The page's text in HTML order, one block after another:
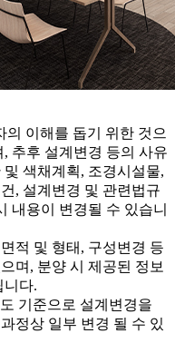
의 이해를 돕기 위한 것으
추후 설계변경 등의 사유
색채계획, 조경시설물,
, 설계변경 및 관련법규
내용이 변경될 수 있습니
적 및 형태, 구성변경 등
며, 분양 시 제공된 정보
니다.
기준으로 설계변경을
정상 일부 변경 될 수 있